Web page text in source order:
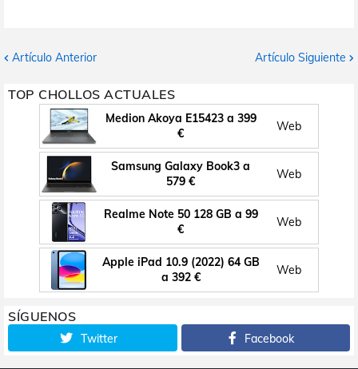
Artículo Anterior Artículo Siguiente
TOP CHOLLOS ACTUALES
Medion Akoya E15423 a 399
€
Web
Samsung Galaxy Book3 a
579 €
Web
Realme Note 50 128 GB a 99
€
Web
Apple iPad 10.9 (2022) 64 GB
a 392 €
Web
SÍGUENOS
Twitter Facebook